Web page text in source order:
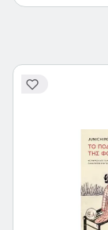
Τον
Ιαπωνικής
του συλλογή
θέατρο,
έχουν
τη Δύση
όμως μέχρι
με τη δυτική